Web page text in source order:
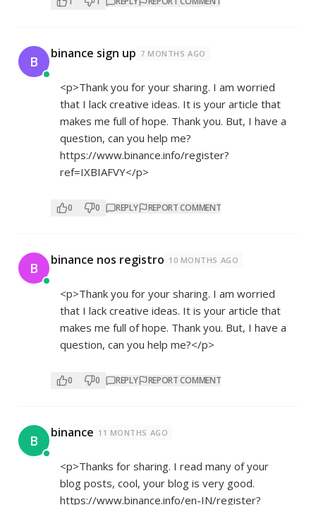
B binance sign up 7 MONTHS AGO
<p>Thank you for your sharing. I am worried
that I lack creative ideas. It is your article that
makes me full of hope. Thank you. But, I have a
question, can you help me?
https://www.binance.info/register?
ref=IXBIAFVY</p>
0 0 REPLY REPORT COMMENT
B binance nos registro 10 MONTHS AGO
<p>Thank you for your sharing. I am worried
that I lack creative ideas. It is your article that
makes me full of hope. Thank you. But, I have a
question, can you help me?</p>
0 0 REPLY REPORT COMMENT
B binance 11 MONTHS AGO
<p>Thanks for sharing. I read many of your
blog posts, cool, your blog is very good.
https://www.binance.info/en-IN/register?